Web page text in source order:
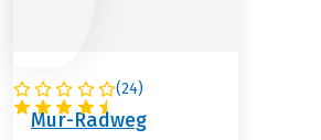
(24)
ÖSTERREICH
Mur-Radweg